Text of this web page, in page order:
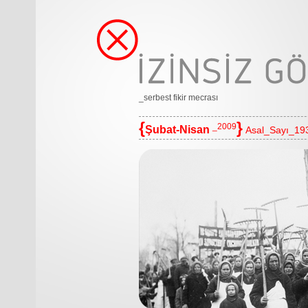
_serbest fikir mecrası
{Şubat-Nisan _2009}